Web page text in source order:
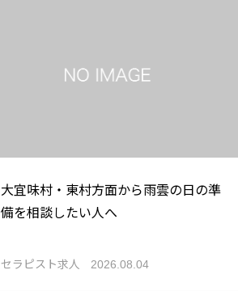
大宜味村・東村方面から雨雲の日の準
備を相談したい人へ
セラピスト求人 2026.08.04